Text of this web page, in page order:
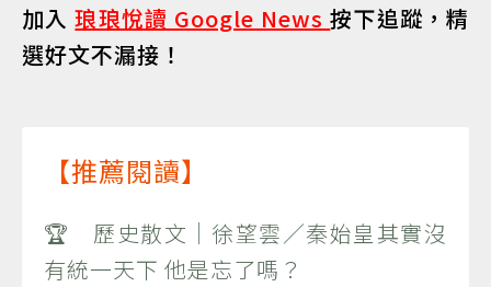
加入琅琅悅讀 Google News按下追蹤，精
選好文不漏接！
【推薦閱讀】
🏆 歷史散文｜徐望雲／秦始皇其實沒
有統一天下 他是忘了嗎？